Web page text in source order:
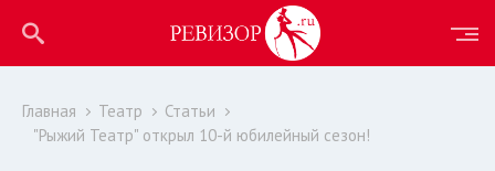
Главная Театр
Статьи
"Рыжий Театр" открыл 10-й юбилейный сезон!